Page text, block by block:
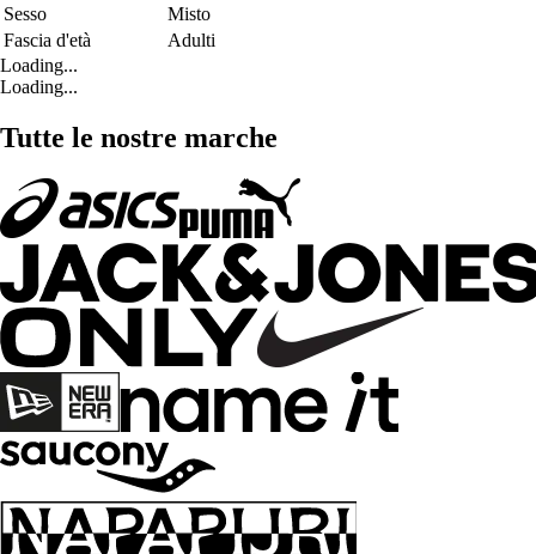
Sesso
Misto
Fascia d'età
Adulti
Loading...
Loading...
Tutte le nostre marche